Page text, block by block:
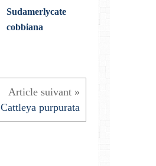
Sudamerlycate
cobbiana
Cattleya purpurata